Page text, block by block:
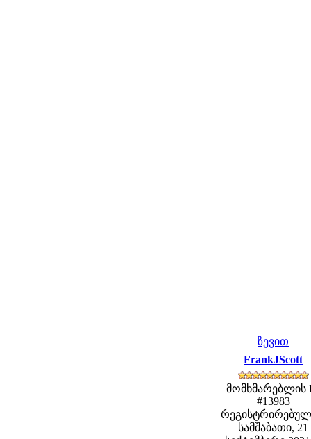
ზევით
FrankJScott
მომხმარებლის
#13983
სამშაბათი, 21